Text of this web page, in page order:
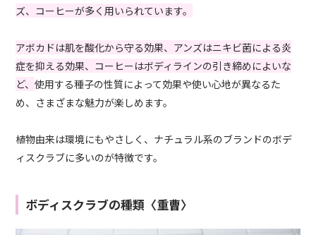
ズ、コーヒーが多く用いられています。
アボカドは肌を酸化から守る効果、アンズはニキビ菌による炎
症を抑える効果、コーヒーはボディラインの引き締めによいな
ど、使用する種子の性質によって効果や使い心地が異なるた
め、さまざまな魅力が楽しめます。
植物由来は環境にもやさしく、ナチュラル系のブランドのボデ
ィスクラブに多いのが特徴です。
ボディスクラブの種類〈重曹〉